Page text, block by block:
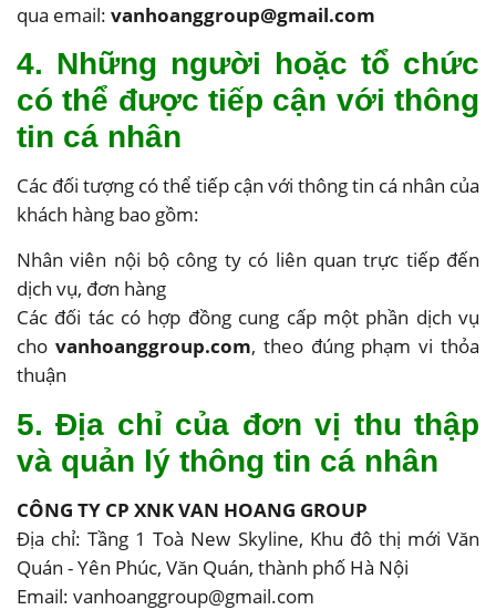
qua email: vanhoanggroup@gmail.com
4. Những người hoặc tổ chức
có thể được tiếp cận với thông
tin cá nhân
Các đối tượng có thể tiếp cận với thông tin cá nhân của
khách hàng bao gồm:
Nhân viên nội bộ công ty có liên quan trực tiếp đến
dịch vụ, đơn hàng
Các đối tác có hợp đồng cung cấp một phần dịch vụ
cho vanhoanggroup.com, theo đúng phạm vi thỏa
thuận
5. Địa chỉ của đơn vị thu thập
và quản lý thông tin cá nhân
CÔNG TY CP XNK VAN HOANG GROUP
Địa chỉ: Tầng 1 Toà New Skyline, Khu đô thị mới Văn
Quán - Yên Phúc, Văn Quán, thành phố Hà Nội
Email: vanhoanggroup@gmail.com